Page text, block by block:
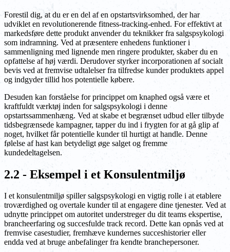
Forestil dig, at du er en del af en opstartsvirksomhed, der har
udviklet en revolutionerende fitness-tracking-enhed. For effektivt at
markedsføre dette produkt anvender du teknikker fra salgspsykologi
som indramning. Ved at præsentere enhedens funktioner i
sammenligning med lignende men ringere produkter, skaber du en
opfattelse af høj værdi. Derudover styrker incorporationen af socialt
bevis ved at fremvise udtalelser fra tilfredse kunder produktets appel
og indgyder tillid hos potentielle købere.
Desuden kan forståelse for princippet om knaphed også være et
kraftfuldt værktøj inden for salgspsykologi i denne
opstartssammenhæng. Ved at skabe et begrænset udbud eller tilbyde
tidsbegrænsede kampagner, tapper du ind i frygten for at gå glip af
noget, hvilket får potentielle kunder til hurtigt at handle. Denne
følelse af hast kan betydeligt øge salget og fremme
kundedeltagelsen.
2.2 - Eksempel i et Konsulentmiljø
I et konsulentmiljø spiller salgspsykologi en vigtig rolle i at etablere
troværdighed og overtale kunder til at engagere dine tjenester. Ved at
udnytte princippet om autoritet understreger du dit teams ekspertise,
brancheerfaring og succesfulde track record. Dette kan opnås ved at
fremvise casestudier, fremhæve kundernes succeshistorier eller
endda ved at bruge anbefalinger fra kendte branchepersoner.